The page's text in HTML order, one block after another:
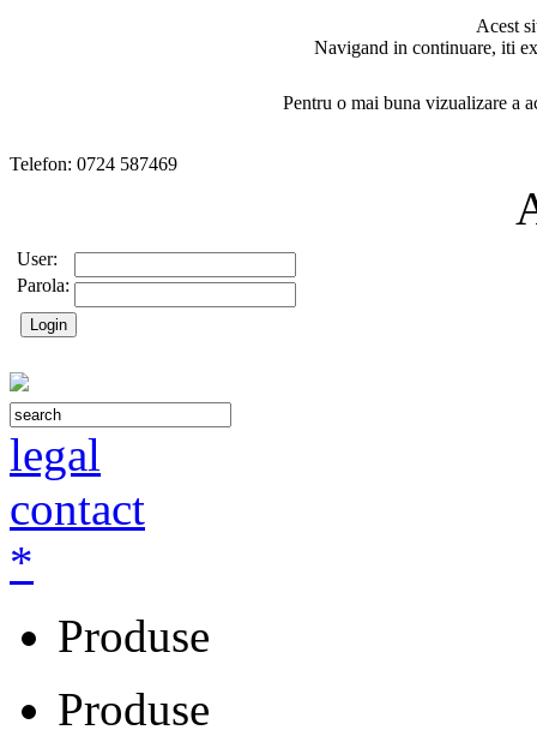
Acest
Navigand in continuare, iti
Pentru o mai buna vizualizare a
Telefon: 0724 587469
User:
Parola:
legal
contact
*
Produse
Produse